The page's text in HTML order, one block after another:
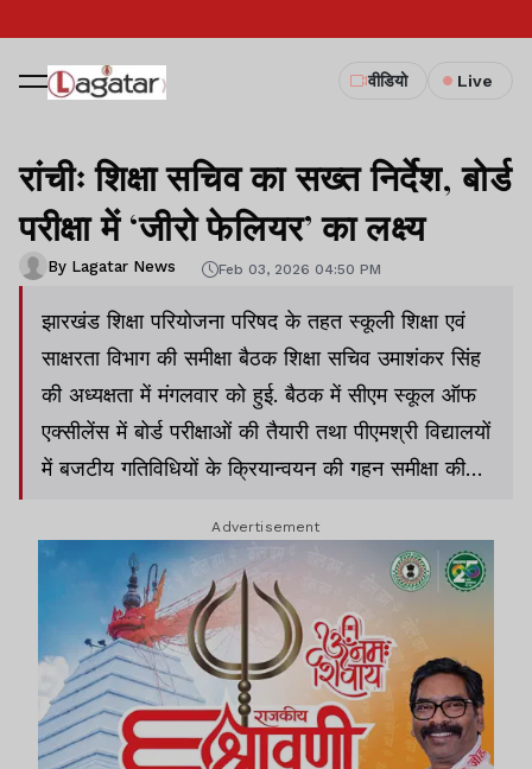
वीडियो Live
रांचीः शिक्षा सचिव का सख्त निर्देश, बोर्ड
परीक्षा में ‘जीरो फेलियर’ का लक्ष्य
By Lagatar News Feb 03, 2026 04:50 PM
झारखंड शिक्षा परियोजना परिषद के तहत स्कूली शिक्षा एवं
साक्षरता विभाग की समीक्षा बैठक शिक्षा सचिव उमाशंकर सिंह
की अध्यक्षता में मंगलवार को हुई. बैठक में सीएम स्कूल ऑफ
एक्सीलेंस में बोर्ड परीक्षाओं की तैयारी तथा पीएमश्री विद्यालयों
में बजटीय गतिविधियों के क्रियान्वयन की गहन समीक्षा की
Advertisement